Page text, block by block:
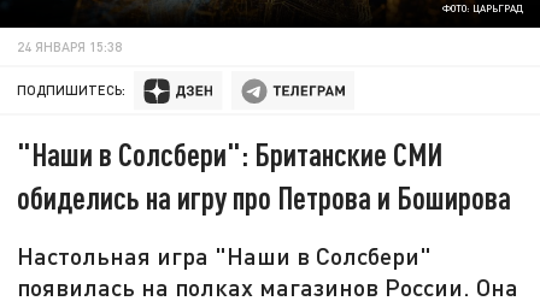
ФОТО: ЦАРЬГРАД
24 ЯНВАРЯ 15:38
ПОДПИШИТЕСЬ:
"Наши в Солсбери": Британские СМИ
обиделись на игру про Петрова и Боширова
Настольная игра "Наши в Солсбери"
появилась на полках магазинов России. Она